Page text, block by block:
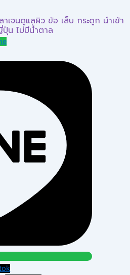
จนดูแลผิว ข้อ เล็บ กระดูก นำเข้า
น ไม่มีน้ำตาล